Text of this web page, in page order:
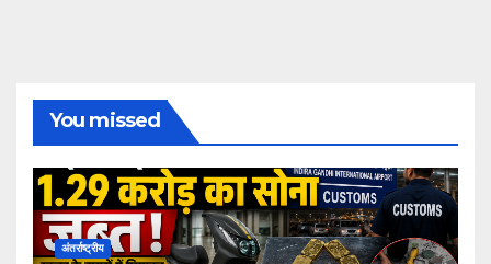
You missed
अंतर्राष्ट्रीय